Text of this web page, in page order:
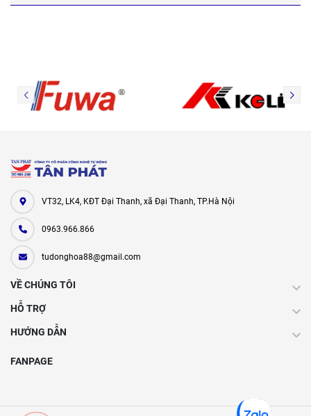
VT32, LK4, KĐT Đại Thanh, xã Đại Thanh, TP.Hà Nội
0963.966.866
tudonghoa88@gmail.com
VỀ CHÚNG TÔI
HỖ TRỢ
HƯỚNG DẪN
FANPAGE